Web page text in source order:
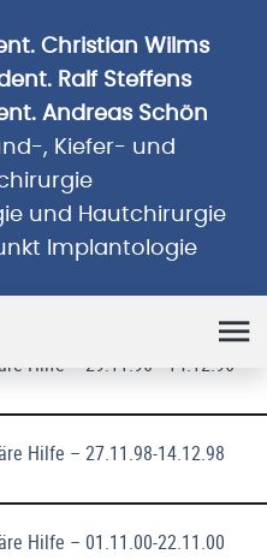
Christian Wilms
Ralf Steffens
Andreas Schön
, Kiefer- und
und Hautchirurgie
Implantologie
Hilfe – 29.11.96 - 14.12.96
Hilfe – 27.11.98-14.12.98
Hilfe – 01.11.00-22.11.00